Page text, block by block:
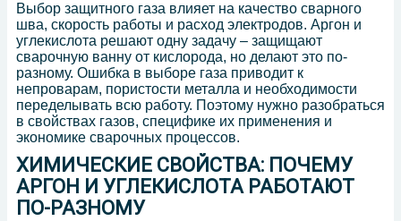
Выбор защитного газа влияет на качество сварного
шва, скорость работы и расход электродов. Аргон и
углекислота решают одну задачу – защищают
сварочную ванну от кислорода, но делают это по-
разному. Ошибка в выборе газа приводит к
непроварам, пористости металла и необходимости
переделывать всю работу. Поэтому нужно разобраться
в свойствах газов, специфике их применения и
экономике сварочных процессов.
ХИМИЧЕСКИЕ СВОЙСТВА: ПОЧЕМУ
АРГОН И УГЛЕКИСЛОТА РАБОТАЮТ
ПО-РАЗНОМУ